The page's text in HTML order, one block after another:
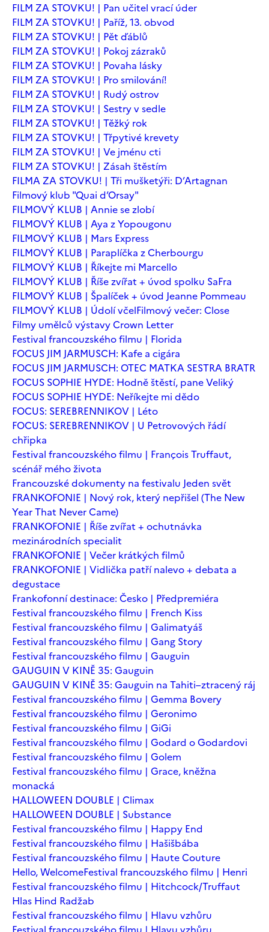
FILM ZA STOVKU! | Pan učitel vrací úder
FILM ZA STOVKU! | Paříž, 13. obvod
FILM ZA STOVKU! | Pět ďáblů
FILM ZA STOVKU! | Pokoj zázraků
FILM ZA STOVKU! | Povaha lásky
FILM ZA STOVKU! | Pro smilování!
FILM ZA STOVKU! | Rudý ostrov
FILM ZA STOVKU! | Sestry v sedle
FILM ZA STOVKU! | Těžký rok
FILM ZA STOVKU! | Třpytivé krevety
FILM ZA STOVKU! | Ve jménu cti
FILM ZA STOVKU! | Zásah štěstím
FILMA ZA STOVKU! | Tři mušketýři: D’Artagnan
Filmový klub "Quai d’Orsay"
FILMOVÝ KLUB | Annie se zlobí
FILMOVÝ KLUB | Aya z Yopougonu
FILMOVÝ KLUB | Mars Express
FILMOVÝ KLUB | Paraplíčka z Cherbourgu
FILMOVÝ KLUB | Říkejte mi Marcello
FILMOVÝ KLUB | Říše zvířat + úvod spolku SaFra
FILMOVÝ KLUB | Špalíček + úvod Jeanne Pommeau
FILMOVÝ KLUB | Údolí včelFilmový večer: Close
Filmy umělců výstavy Crown Letter
Festival francouzského filmu | Florida
FOCUS JIM JARMUSCH: Kafe a cigára
FOCUS JIM JARMUSCH: OTEC MATKA SESTRA BRATR
FOCUS SOPHIE HYDE: Hodně štěstí, pane Veliký
FOCUS SOPHIE HYDE: Neříkejte mi dědo
FOCUS: SEREBRENNIKOV | Léto
FOCUS: SEREBRENNIKOV | U Petrovových řádí
chřipka
Festival francouzského filmu | François Truffaut,
scénář mého života
Francouzské dokumenty na festivalu Jeden svět
FRANKOFONIE | Nový rok, který nepřišel (The New
Year That Never Came)
FRANKOFONIE | Říše zvířat + ochutnávka
mezinárodních specialit
FRANKOFONIE | Večer krátkých filmů
FRANKOFONIE | Vidlička patří nalevo + debata a
degustace
Frankofonní destinace: Česko | Předpremiéra
Festival francouzského filmu | French Kiss
Festival francouzského filmu | Galimatyáš
Festival francouzského filmu | Gang Story
Festival francouzského filmu | Gauguin
GAUGUIN V KINĚ 35: Gauguin
GAUGUIN V KINĚ 35: Gauguin na Tahiti–ztracený ráj
Festival francouzského filmu | Gemma Bovery
Festival francouzského filmu | Geronimo
Festival francouzského filmu | GiGi
Festival francouzského filmu | Godard o Godardovi
Festival francouzského filmu | Golem
Festival francouzského filmu | Grace, kněžna
monacká
HALLOWEEN DOUBLE | Climax
HALLOWEEN DOUBLE | Substance
Festival francouzského filmu | Happy End
Festival francouzského filmu | Hašišbába
Festival francouzského filmu | Haute Couture
Hello, WelcomeFestival francouzského filmu | Henri
Festival francouzského filmu | Hitchcock/Truffaut
Hlas Hind Radžab
Festival francouzského filmu | Hlavu vzhůru